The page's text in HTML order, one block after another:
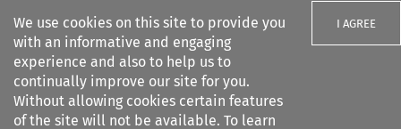
We use cookies on this site to provide you
with an informative and engaging
experience and also to help us to
continually improve our site for you.
Without allowing cookies certain features
of the site will not be available. To learn
I AGREE
Search filters